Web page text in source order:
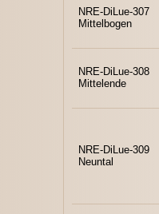
NRE-DiLue-307
Mittelbogen
NRE-DiLue-308
Mittelende
NRE-DiLue-309
Neuntal